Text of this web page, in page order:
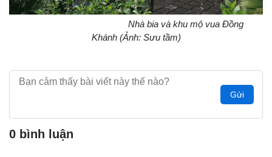
Nhà bia và khu mộ vua Đồng
Khánh (Ảnh: Sưu tầm)
Gửi
0 bình luận